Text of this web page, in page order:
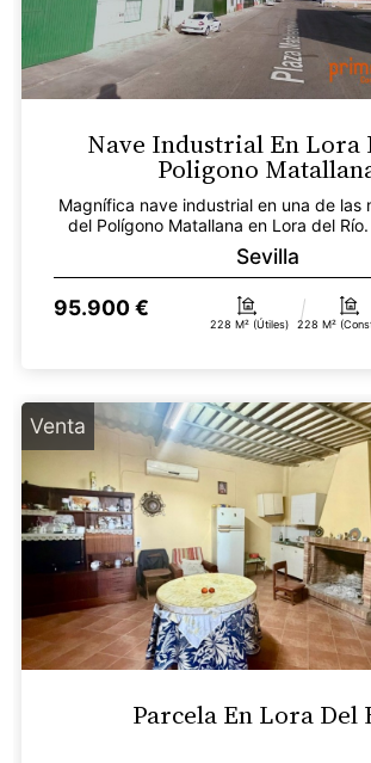
Nave Industrial En Lora
Poligono
Magnífica nave industrial en una de las
Sevilla
95.900 €
228 M² (útiles) 228 M²
Venta
Parcela En Lora Del